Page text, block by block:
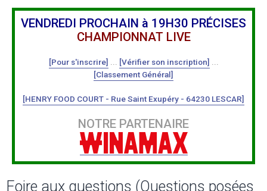
VENDREDI PROCHAIN à 19H30 PRÉCISES
CHAMPIONNAT LIVE
[Pour s'inscrire] [Vérifier son inscription]
[Classement Général]
[HENRY FOOD COURT - Rue Saint Exupéry - 64230 LESCAR]
NOTRE PARTENAIRE
Foire aux questions (Questions posées